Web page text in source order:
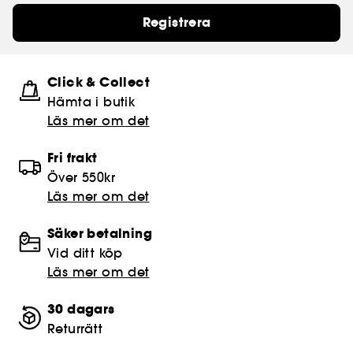
Registrera
Click & Collect
Hämta i butik​
Läs mer om det
Fri frakt
Över 550kr
Läs mer om det
Säker betalning
Vid ditt köp
Läs mer om det
30 dagars
Returrätt